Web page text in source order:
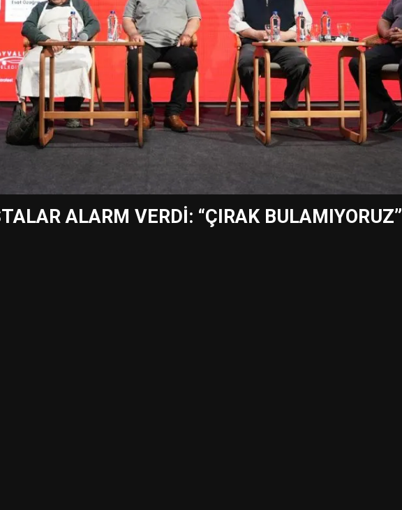
ALARM VERDİ: “ÇIRAK BULAMIYORUZ”